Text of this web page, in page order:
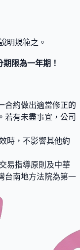
明規範之。
限為一年期！
合約做出適當修正的
若有未盡事宜，公司
時，不影響其他約
易指導原則及中華
台南地方法院為第一